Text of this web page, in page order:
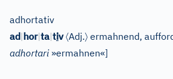
adhortativ
ad|hor|ta|tiv 〈Adj.〉 ermahnend,
adhortari»ermahnen«]